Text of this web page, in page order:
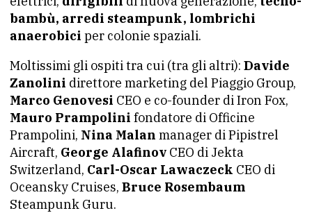
bambù, arredi steampunk, lombrichi
anaerobici per colonie spaziali.
Moltissimi gli ospiti tra cui (tra gli altri): Davide
Zanolini direttore marketing del Piaggio Group,
Marco Genovesi CEO e co-founder di Iron Fox,
Mauro Prampolini fondatore di Officine
Prampolini, Nina Malan manager di Pipistrel
Aircraft, George Alafinov CEO di Jekta
Switzerland, Carl-Oscar Lawaczeck CEO di
Oceansky Cruises, Bruce Rosembaum
Steampunk Guru.